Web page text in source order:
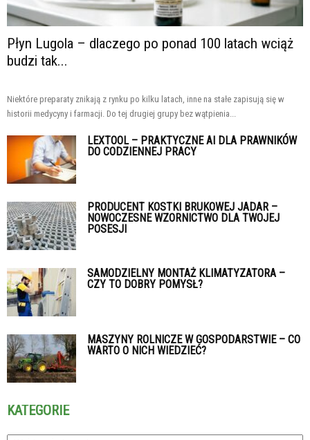
Płyn Lugola – dlaczego po ponad 100 latach wciąż
budzi tak...
Niektóre preparaty znikają z rynku po kilku latach, inne na stałe zapisują się w
historii medycyny i farmacji. Do tej drugiej grupy bez wątpienia...
LEXTOOL – PRAKTYCZNE AI DLA PRAWNIKÓW
DO CODZIENNEJ PRACY
PRODUCENT KOSTKI BRUKOWEJ JADAR –
NOWOCZESNE WZORNICTWO DLA TWOJEJ
POSESJI
SAMODZIELNY MONTAŻ KLIMATYZATORA –
CZY TO DOBRY POMYSŁ?
MASZYNY ROLNICZE W GOSPODARSTWIE – CO
WARTO O NICH WIEDZIEĆ?
KATEGORIE
Kategorie